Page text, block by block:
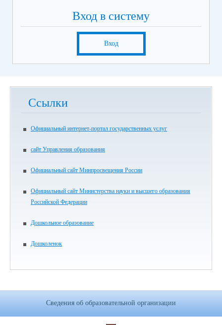
Вход в систему
Вход
Ссылки
Официальный интернет-портал государственных услуг
сайт Управления образования
Официальный сайт Минпросвещения России
Официальный сайт Министерства науки и высшего образования
Российской Федерации
Дошкольное образование
Дошколенок
Сведения об образовательной организации